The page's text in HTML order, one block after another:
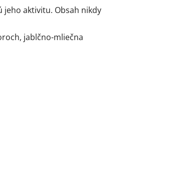
aktivitu. Obsah nikdy
jablčno-mliečna